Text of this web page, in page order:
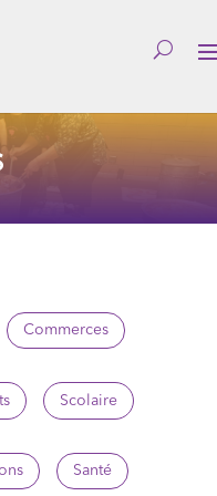
Commerces
Scolaire
Santé